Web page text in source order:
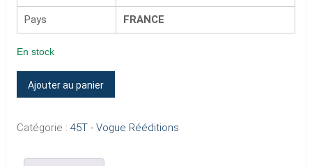
Pays FRANCE
En stock
quantité
de
Ajouter au panier
Catégorie : 45T - Vogue Rééditions